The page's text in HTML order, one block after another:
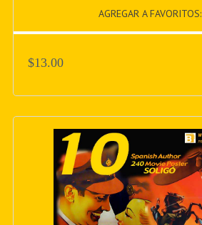
AGREGAR A FAVORITOS:
$13.00